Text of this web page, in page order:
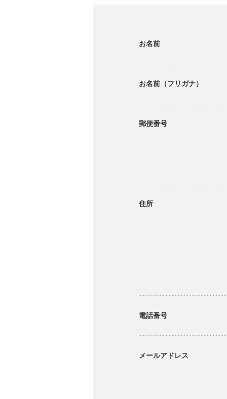
お名前
お名前（フリガナ）
郵便番号
住所
電話番号
メールアドレス